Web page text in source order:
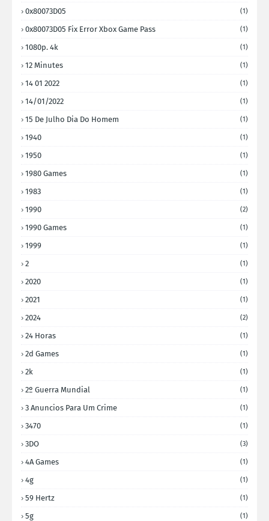
0x80073D05 (1)
0x80073D05 Fix Error Xbox Game Pass (1)
1080p. 4k (1)
12 Minutes (1)
14 01 2022 (1)
14/01/2022 (1)
15 De Julho Dia Do Homem (1)
1940 (1)
1950 (1)
1980 Games (1)
1983 (1)
1990 (2)
1990 Games (1)
1999 (1)
2 (1)
2020 (1)
2021 (1)
2024 (2)
24 Horas (1)
2d Games (1)
2k (1)
2º Guerra Mundial (1)
3 Anuncios Para Um Crime (1)
3470 (1)
3DO (3)
4A Games (1)
4g (1)
59 Hertz (1)
5g (1)